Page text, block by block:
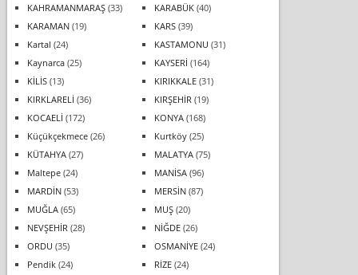
KAHRAMANMARAŞ(33) KARABÜK(40)
KARAMAN(19) KARS(39)
Kartal (24) KASTAMONU (31)
Kaynarca(25) KAYSERİ (164)
KİLİS(13) KIRIKKALE(31)
KIRKLARELİ (36) KIRŞEHİR (19)
KOCAELİ (172) KONYA(168)
Küçükçekmece(26) Kurtköy(25)
KÜTAHYA(27) MALATYA(75)
Maltepe(24) MANİSA(96)
MARDİN(53) MERSİN(87)
MUĞLA(65) MUŞ(20)
NEVŞEHİR (28) NİĞDE(26)
ORDU (35) OSMANİYE(24)
Pendik(24) RİZE(24)